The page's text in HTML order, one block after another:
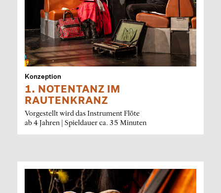
Konzeption
1. NOTENTANZ IM
RAUTENKRANZ
Vorgestellt wird das Instrument Flöte
ab 4 Jahren | Spieldauer ca. 35 Minuten